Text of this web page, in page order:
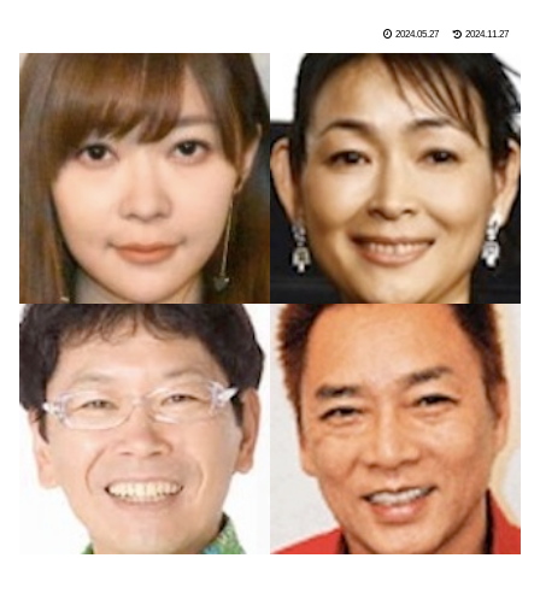
2024.05.27 2024.11.27